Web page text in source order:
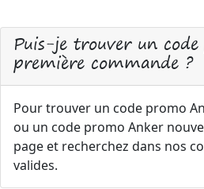
Puis-je trouver un
première commande ?
Pour trouver un code promo
ou un code promo Anker
page et recherchez dans nos
valides.